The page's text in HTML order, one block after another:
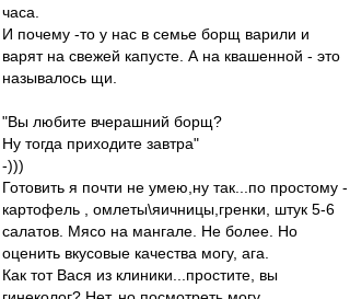
часа.
И почему -то у нас в семье борщ варили и
варят на свежей капусте. А на квашенной - это
называлось щи.
"Вы любите вчерашний борщ?
Ну тогда приходите завтра"
-)))
Готовить я почти не умею,ну так...по простому -
картофель , омлеты\яичницы,гренки, штук 5-6
салатов. Мясо на мангале. Не более. Но
оценить вкусовые качества могу, ага.
Как тот Вася из клиники...простите, вы